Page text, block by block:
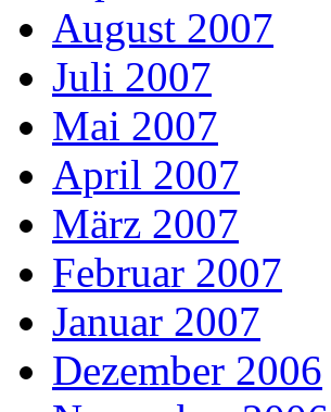
August 2007
Juli 2007
Mai 2007
April 2007
März 2007
Februar 2007
Januar 2007
Dezember 2006